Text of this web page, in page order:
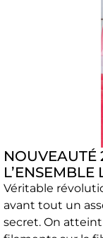
NOUVEAUTÉ
Véritable
avant tout un
secret. On